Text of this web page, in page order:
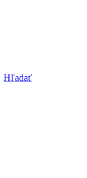
Hľadať